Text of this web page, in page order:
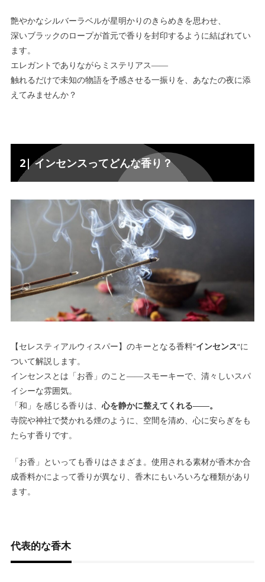
艶やかなシルバーラベルが星明かりのきらめきを思わせ、
深いブラックのロープが首元で香りを封印するように結ばれてい
ます。
エレガントでありながらミステリアス――
触れるだけで未知の物語を予感させる一振りを、あなたの夜に添
えてみませんか？
2| インセンスってどんな香り？
【セレスティアルウィスパー】のキーとなる香料”インセンス“に
ついて解説します。
インセンスとは「お香」のこと――スモーキーで、清々しいスパ
イシーな雰囲気。
「和」を感じる香りは、 心を静かに整えてくれる――。
寺院や神社で焚かれる煙のように、空間を清め、心に安らぎをも
たらす香りです。
「お香」といっても香りはさまざま。使用される素材が香木か合
成香料かによって香りが異なり、香木にもいろいろな種類があり
ます。
代表的な香木